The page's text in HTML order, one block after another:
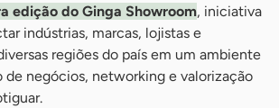
edição do Ginga Showroom, iniciativa
indústrias, marcas, lojistas e
regiões do país em um ambiente
de negócios, networking e valorização